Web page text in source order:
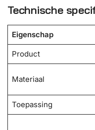
Technische
Eigenschap
Product
Materiaal
Toepassing